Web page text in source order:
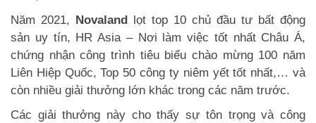
Năm 2021, Novaland lọt top 10 chủ đầu tư bất động
sản uy tín, HR Asia – Nơi làm việc tốt nhất Châu Á,
chứng nhận công trình tiêu biểu chào mừng 100 năm
Liên Hiệp Quốc, Top 50 công ty niêm yết tốt nhất,… và
còn nhiều giải thưởng lớn khác trong các năm trước.
Các giải thưởng này cho thấy sự tôn trọng và công